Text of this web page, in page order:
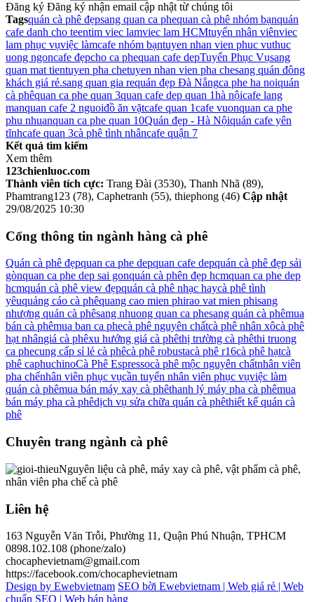
Đăng ký Đăng ký nhận email cập nhật từ chúng tôi
Tagsquán cà phê đẹpsang quan ca phequan cà phê nhóm bạnquán
cafe danh cho teentim viec lamviec lam HCMtuyển nhân viênviec
lam phục vụviệc làmcafe nhóm bạntuyen nhan vien phuc vuthuc
uong ngoncafe đẹpcho ca phequan cafe depTuyển Phục Vụsang
quan mat tientuyen pha chetuyen nhan vien pha chesang quán đông
khách giá rẻ.sang quan gia requán đẹp Đà Nẵngca phe ha noiquán
cà phêquan ca phe quan 3quan cafe dep quan 1hà nộicafe lang
manquan cafe 2 nguoiđồ ăn vặtcafe quan 1cafe vuonquan ca phe
phu nhuanquan ca phe quan 10Quán đẹp - Hà Nộiquán cafe yên
tĩnhcafe quan 3cà phê tình nhâncafe quận 7
Kết quả tìm kiếm
Xem thêm
123chienluoc.com
Thành viên tích cực: Trang Đài (3530), Thanh Nhã (89),
Phamtrang123 (78), Caphetranh (55), thiephong (46) Cập nhật
29/08/2025 10:30
Cổng thông tin ngành hàng cà phê
Quán cà phê đẹpquan ca phe depquan cafe depquán cà phê đẹp sải
gònquan ca phe dep sai gonquán cà phên đẹp hcmquan ca phe dep
hcmquán cà phê view đẹpquán cà phê nhạc haycà phê tình
yêuquảng cáo cà phêquang cao mien phirao vat mien phisang
nhượng quán cà phêsang nhuong quan ca phesang quán cà phêmua
bán cà phêmua ban ca phecà phê nguyên chấtcà phê nhân xôcà phê
hạt nhângiá cà phêxu hướng giá cà phêthị trường cà phêthi truong
ca phecung cấp sỉ lẻ cà phêcà phê robustacà phê r16cà phê hạtcà
phê caphuchinoCà Phê Espressocà phê mộc nguyên chấtnhân viên
pha chếnhân viên phục vụcần tuyển nhân viên phục vụviệc làm
quán cà phêmua bán máy xay cà phêthanh lý máy pha cà phêmua
bán máy pha cà phêdịch vụ sửa chữa quán cà phêthiết kế quán cà
phê
Chuyên trang ngành cà phê
Nguyên liệu cà phê, máy xay cà phê, vật phẩm cà phê,
nhân viên pha chế cà phê
Liên hệ
163 Nguyễn Văn Trỗi, Phường 11, Quận Phú Nhuận, TPHCM
0898.102.108 (phone/zalo)
chocaphevietnam@gmail.com
https://facebook.com/chocaphevietnam
Design by Ewebvietnam SEO bời Ewebvietnam | Web giá rẻ | Web
chuẩn SEO | Web bán hàng